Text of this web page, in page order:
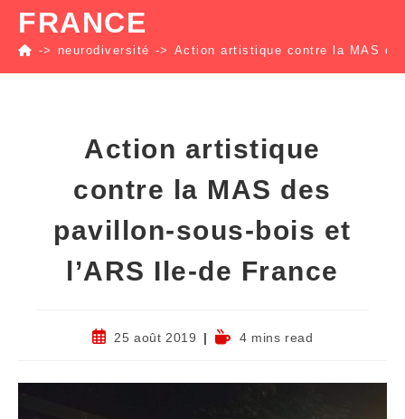
FRANCE
-> neurodiversité -> Action artistique contre la MAS
Action artistique
contre la MAS des
pavillon-sous-bois et
l’ARS Ile-de France
25 août 2019 4 mins read